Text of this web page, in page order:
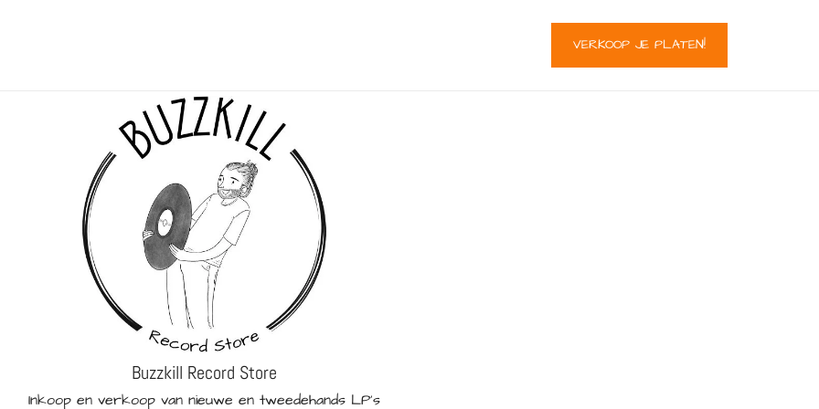
VERKOOP JE PLATEN!
Buzzkill Record Store
Inkoop en verkoop van nieuwe en tweedehands LP's